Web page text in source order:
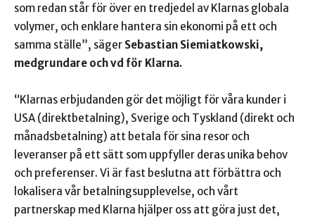
som redan står för över en tredjedel av Klarnas globala
volymer, och enklare hantera sin ekonomi på ett och
samma ställe”, säger Sebastian Siemiatkowski,
medgrundare och vd för Klarna.
“Klarnas erbjudanden gör det möjligt för våra kunder i
USA (direktbetalning), Sverige och Tyskland (direkt och
månadsbetalning) att betala för sina resor och
leveranser på ett sätt som uppfyller deras unika behov
och preferenser. Vi är fast beslutna att förbättra och
lokalisera vår betalningsupplevelse, och vårt
partnerskap med Klarna hjälper oss att göra just det,